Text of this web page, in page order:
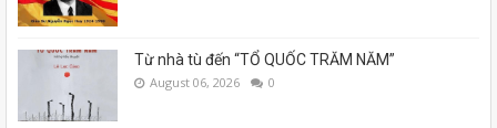
Từ nhà tù đến “TỔ QUỐC TRĂM NĂM”
August 06, 2026 0